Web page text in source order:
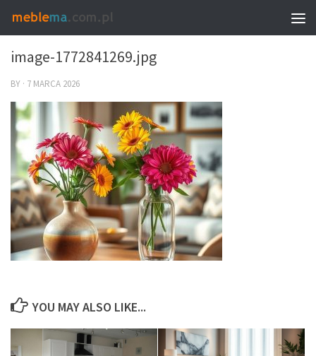
0
image-1772841269.jpg
BY · 7 MARCA 2026
YOU MAY ALSO LIKE...